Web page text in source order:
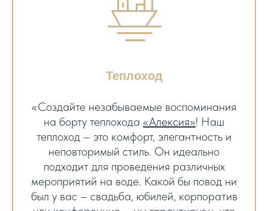
Теплоход
«Создайте незабываемые воспоминания
на борту теплохода «Алексия»! Наш
теплоход – это комфорт, элегантность и
неповторимый стиль. Он идеально
подходит для проведения различных
мероприятий на воде. Какой бы повод ни
был у вас – свадьба, юбилей, корпоратив